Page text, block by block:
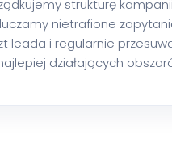
strukturę
nietrafione
leada i regularnie
działających